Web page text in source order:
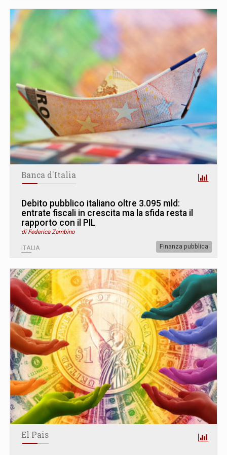
Banca d'Italia
Debito pubblico italiano oltre 3.095 mld:
entrate fiscali in crescita ma la sfida resta il
rapporto con il PIL
di Federica Zambino
ITALIA Finanza pubblica
El Pais